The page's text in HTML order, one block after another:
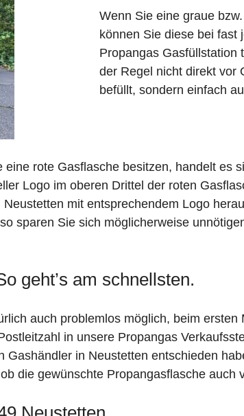
Wenn Sie eine graue
können Sie diese bei fast
Propangas Gasfüllstation
der Regel nicht direkt vor
befüllt, sondern einfach
rote Gasflasche besitzen, handelt es
Logo im oberen Drittel der roten
mit entsprechendem Logo
sparen Sie sich möglicherweise
geht’s am schnellsten.
auch problemlos möglich, beim
in unsere Propangas
in Neustetten entschieden
die gewünschte Propangasflasche auch